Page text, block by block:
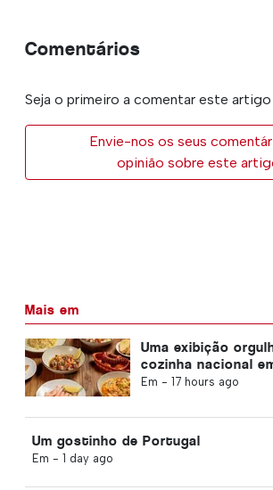
Comentários
Seja o primeiro a comentar este artigo
Envie-nos os seus
opinião sobre este
Mais em
Uma exibição
cozinha nacional
Em - 17 hours ago
Um gostinho de Portugal
Em - 1 day ago